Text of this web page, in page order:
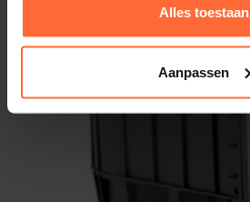
Alles toestaan
Aanpassen